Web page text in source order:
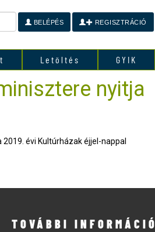
Letöltés GYIK
BELÉPÉS REGISZTRÁCIÓ
nyitja
évi Kultúrházak éjjel-nappal
TOVÁBBI INFORMÁCIÓ